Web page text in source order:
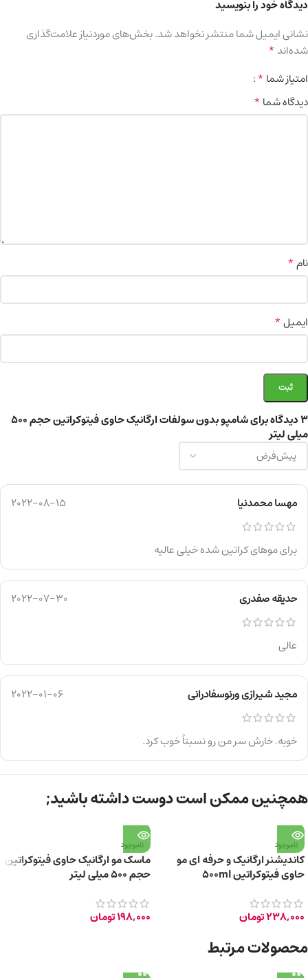
3 دیدگاه برای شامپو بدون سولفات ارگانیک حاوی فیتوکراتین حجم ۵۰۰
میلی لیتر
مهسا محمدنیا 2022-08-15
برای موهای کراتین شده خیلی عالیه
حدیقه صفدری 2022-07-30
عالی
مجید شیرازی ورنوسفادرانی 2022-01-06
خوبه. خارش سر من رو نسبتاً خوب کرد.
دیدگاه خود را بنویسید
نشانی ایمیل شما منتشر نخواهد شد.بخش‌های موردنیاز علامت‌گذاری
شده‌اند*
امتیاز شما*
دیدگاه شما*
نام*
ایمیل*
همچنین ممکن است دوست داشته باشید;
ناموجود
کاندیشنر ارگانیک و حرفه ای مو
حاوی فیتوکراتین 500ml
238,000تومان
ناموجود
ماسک مو ارگانیک حاوی فیتوکراتین
حجم 500 میلی لیتر
198,000تومان
محصولات مرتبط